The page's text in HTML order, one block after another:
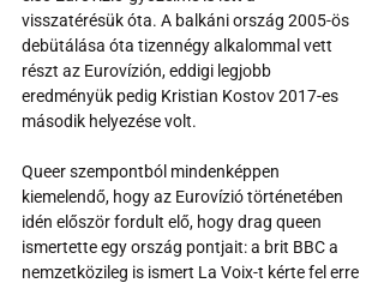
visszatérésük óta. A balkáni ország 2005-ös
debütálása óta tizennégy alkalommal vett
részt az Eurovízión, eddigi legjobb
eredményük pedig Kristian Kostov 2017-es
második helyezése volt.
Queer szempontból mindenképpen
kiemelendő, hogy az Eurovízió történetében
idén először fordult elő, hogy drag queen
ismertette egy ország pontjait: a brit BBC a
nemzetközileg is ismert La Voix-t kérte fel erre